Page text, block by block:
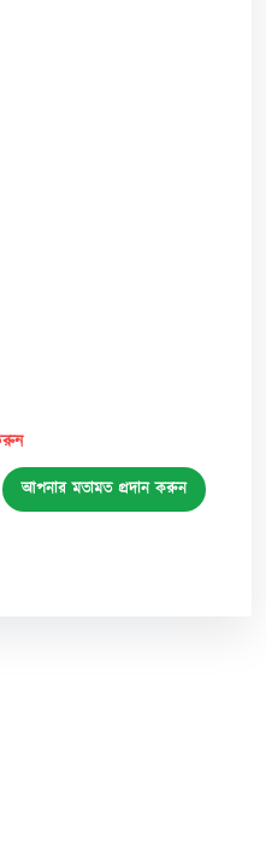
আপনার মতামত প্রদান করুন